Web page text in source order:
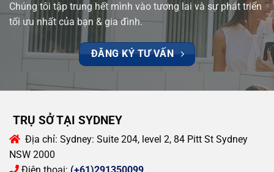
Chúng tôi tập trung hết mình vào tương lai và sự phát triển
tối ưu nhất của bạn & gia đình.
ĐĂNG KÝ TƯ VẤN
TRỤ SỞ TẠI SYDNEY
Địa chỉ: Sydney: Suite 204, level 2, 84 Pitt St Sydney
NSW 2000
Điện thoại: (+61)291350099